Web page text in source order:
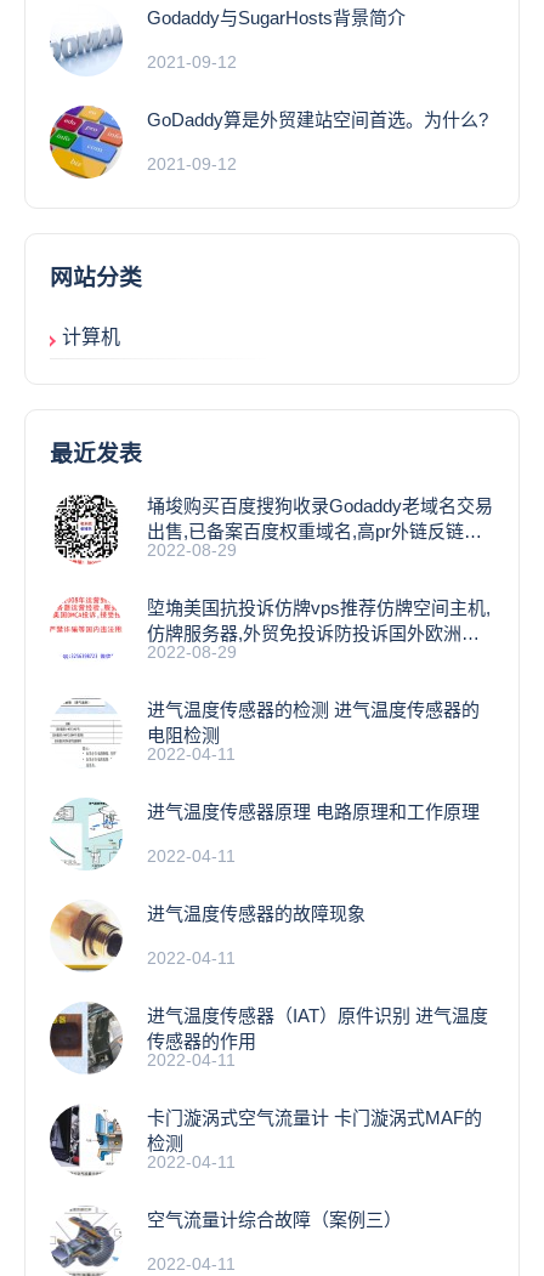
Godaddy与SugarHosts背景简介
2021-09-12
GoDaddy算是外贸建站空间首选。为什么?
2021-09-12
网站分类
计算机
最近发表
埇埈购买百度搜狗收录Godaddy老域名交易
出售,已备案百度权重域名,高pr外链反链域
名
2022-08-29
埅埆美国抗投诉仿牌vps推荐仿牌空间主机,
仿牌服务器,外贸免投诉防投诉国外欧洲荷
兰
2022-08-29
进气温度传感器的检测 进气温度传感器的
电阻检测
2022-04-11
进气温度传感器原理 电路原理和工作原理
2022-04-11
进气温度传感器的故障现象
2022-04-11
进气温度传感器（IAT）原件识别 进气温度
传感器的作用
2022-04-11
卡门漩涡式空气流量计 卡门漩涡式MAF的
检测
2022-04-11
空气流量计综合故障（案例三）
2022-04-11